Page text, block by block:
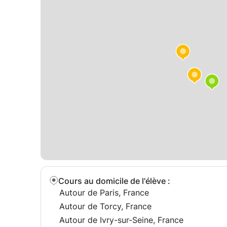
Cours au domicile de l'élève :
Autour de Paris, France
Autour de Torcy, France
Autour de Ivry-sur-Seine, France